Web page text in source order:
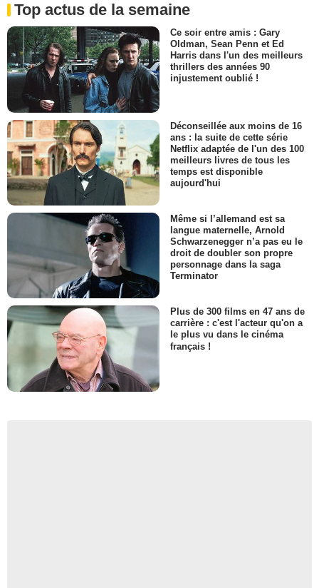
Top actus de la semaine
Ce soir entre amis : Gary
Oldman, Sean Penn et Ed
Harris dans l'un des meilleurs
thrillers des années 90
injustement oublié !
Déconseillée aux moins de 16
ans : la suite de cette série
Netflix adaptée de l'un des 100
meilleurs livres de tous les
temps est disponible
aujourd'hui
Même si l’allemand est sa
langue maternelle, Arnold
Schwarzenegger n’a pas eu le
droit de doubler son propre
personnage dans la saga
Terminator
Plus de 300 films en 47 ans de
carrière : c'est l'acteur qu'on a
le plus vu dans le cinéma
français !